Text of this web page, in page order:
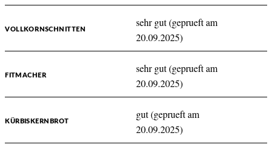
VOLLKORNSCHNITTEN
sehr gut (geprueft am
20.09.2025)
FITMACHER
sehr gut (geprueft am
20.09.2025)
KÜRBISKERNBROT
gut (geprueft am
20.09.2025)